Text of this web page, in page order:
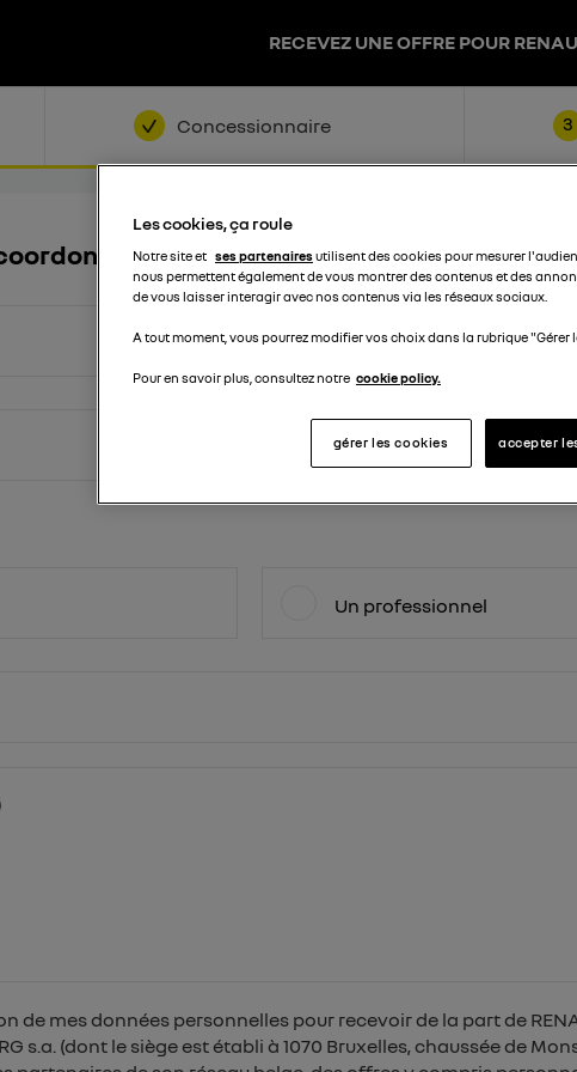
RECEVEZ UNE OFFRE POUR
Concessionnaire 3
Nom
Téléphone
Un professionnel
de mes données personnelles pour recevoir de la part de
s.a. (dont le siège est établi à 1070 Bruxelles, chaussée de
Les cookies, ça roule
Notre site et ses partenairesutilisent des cookies pour mesurer
nous permettent également de vous montrer des contenus et des
de vous laisser interagir avec nos contenus via les réseaux sociaux.
A tout moment, vous pourrez modifier vos choix dans la rubrique "Gérer
Pour en savoir plus, consultez notre cookie policy.
accepter
gérer les cookies